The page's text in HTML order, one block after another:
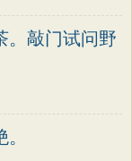
。敲门试问野